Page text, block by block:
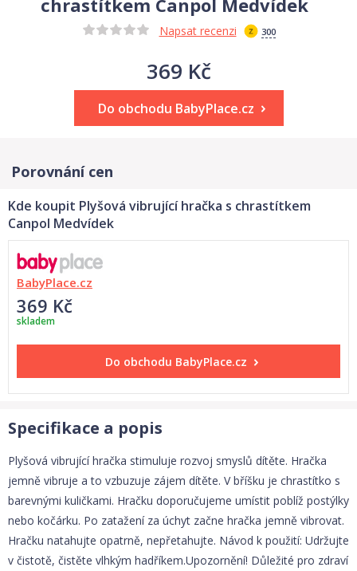
Napsat recenzi 300
369 Kč
Do obchodu BabyPlace.cz
Porovnání cen
Kde koupit Plyšová vibrující hračka s chrastítkem
Canpol Medvídek
BabyPlace.cz
369 Kč
skladem
Do obchodu BabyPlace.cz
Specifikace a popis
Plyšová vibrující hračka stimuluje rozvoj smyslů dítěte. Hračka
jemně vibruje a to vzbuzuje zájem dítěte. V bříšku je chrastítko s
barevnými kuličkami. Hračku doporučujeme umístit poblíž postýlky
nebo kočárku. Po zatažení za úchyt začne hračka jemně vibrovat.
Hračku natahujte opatrně, nepřetahujte. Návod k použití: Udržujte
v čistotě, čistěte vlhkým hadříkem.Upozornění! Důležité pro zdraví